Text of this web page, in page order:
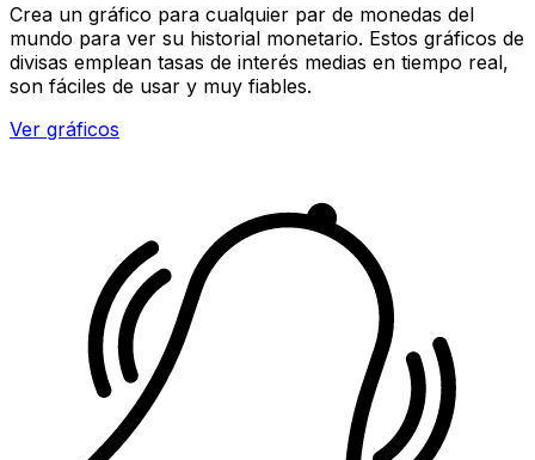
Crea un gráfico para cualquier par de monedas del
mundo para ver su historial monetario. Estos gráficos de
divisas emplean tasas de interés medias en tiempo real,
son fáciles de usar y muy fiables.
Ver gráficos